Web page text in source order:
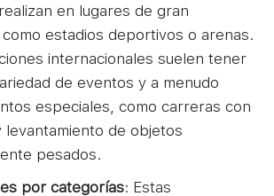
en lugares de gran
estadios deportivos o arenas.
internacionales suelen tener
de eventos y a menudo
especiales, como carreras con
levantamiento de objetos
pesados.
por categorías: Estas